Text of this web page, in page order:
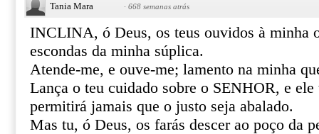
Tania Mara · 668 semanas atrás
INCLINA, ó Deus, os teus ouvidos à minha
escondas da minha súplica.
Atende-me, e ouve-me; lamento na minha
Lança o teu cuidado sobre o SENHOR, e ele
permitirá jamais que o justo seja abalado.
Mas tu, ó Deus, os farás descer ao poço da